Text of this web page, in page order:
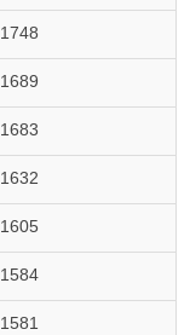
1748
1689
1683
1632
1605
1584
1581